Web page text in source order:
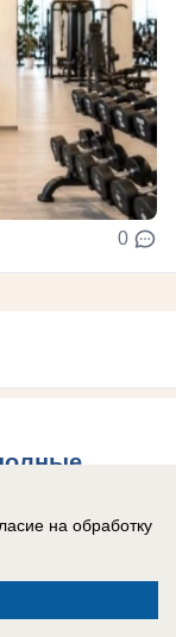
0
Дмитрий
шар»
глупые
на обработку